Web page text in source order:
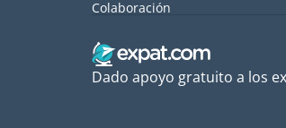
Colaboración
Dado apoyo gratuito a los